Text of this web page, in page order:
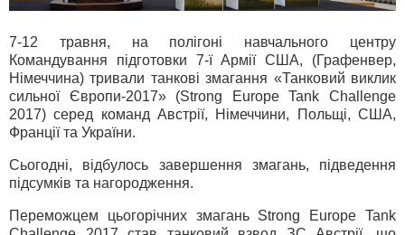
7-12 травня, на полігоні навчального центру
Командування підготовки 7-ї Армії США, (Графенвер,
Німеччина) тривали танкові змагання «Танковий виклик
сильної Європи-2017» (Strong Europe Tank Challenge
2017) серед команд Австрії, Німеччини, Польщі, США,
Франції та України.
Сьогодні, відбулось завершення змагань, підведення
підсумків та нагородження.
Переможцем цьогорічних змагань Strong Europe Tank